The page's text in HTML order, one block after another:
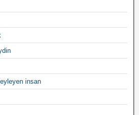
insan